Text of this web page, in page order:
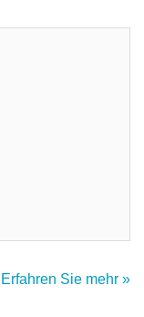
Erfahren Sie mehr »